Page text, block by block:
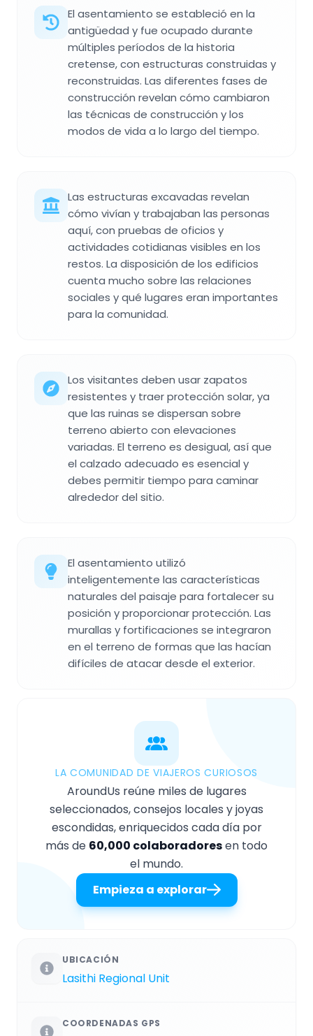
El asentamiento se estableció en la
antigüedad y fue ocupado durante
múltiples períodos de la historia
cretense, con estructuras construidas y
reconstruidas. Las diferentes fases de
construcción revelan cómo cambiaron
las técnicas de construcción y los
modos de vida a lo largo del tiempo.
Las estructuras excavadas revelan
cómo vivían y trabajaban las personas
aquí, con pruebas de oficios y
actividades cotidianas visibles en los
restos. La disposición de los edificios
cuenta mucho sobre las relaciones
sociales y qué lugares eran importantes
para la comunidad.
Los visitantes deben usar zapatos
resistentes y traer protección solar, ya
que las ruinas se dispersan sobre
terreno abierto con elevaciones
variadas. El terreno es desigual, así que
el calzado adecuado es esencial y
debes permitir tiempo para caminar
alrededor del sitio.
El asentamiento utilizó
inteligentemente las características
naturales del paisaje para fortalecer su
posición y proporcionar protección. Las
murallas y fortificaciones se integraron
en el terreno de formas que las hacían
difíciles de atacar desde el exterior.
LA COMUNIDAD DE VIAJEROS CURIOSOS
AroundUs reúne miles de lugares
seleccionados, consejos locales y joyas
escondidas, enriquecidos cada día por
más de 60,000 colaboradoresen todo
el mundo.
Empieza a explorar
UBICACIÓN
Lasithi Regional Unit
COORDENADAS GPS